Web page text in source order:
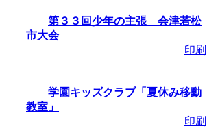
第３３回少年の主張 会津若松
市大会
印刷
学園キッズクラブ「夏休み移動
教室」
印刷